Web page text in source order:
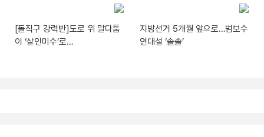
[돌직구 강력반]도로 위 말다툼
이 ‘살인미수’로…
지방선거 5개월 앞으로…범보수
연대설 ‘솔솔’